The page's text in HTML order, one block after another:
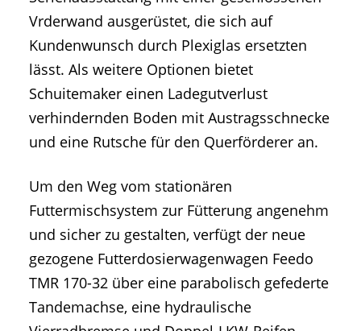
Vrderwand ausgerüstet, die sich auf
Kundenwunsch durch Plexiglas ersetzten
lässt. Als weitere Optionen bietet
Schuitemaker einen Ladegutverlust
verhindernden Boden mit Austragsschnecke
und eine Rutsche für den Querförderer an.
Um den Weg vom stationären
Futtermischsystem zur Fütterung angenehm
und sicher zu gestalten, verfügt der neue
gezogene Futterdosierwagenwagen Feedo
TMR 170-32 über eine parabolisch gefederte
Tandemachse, eine hydraulische